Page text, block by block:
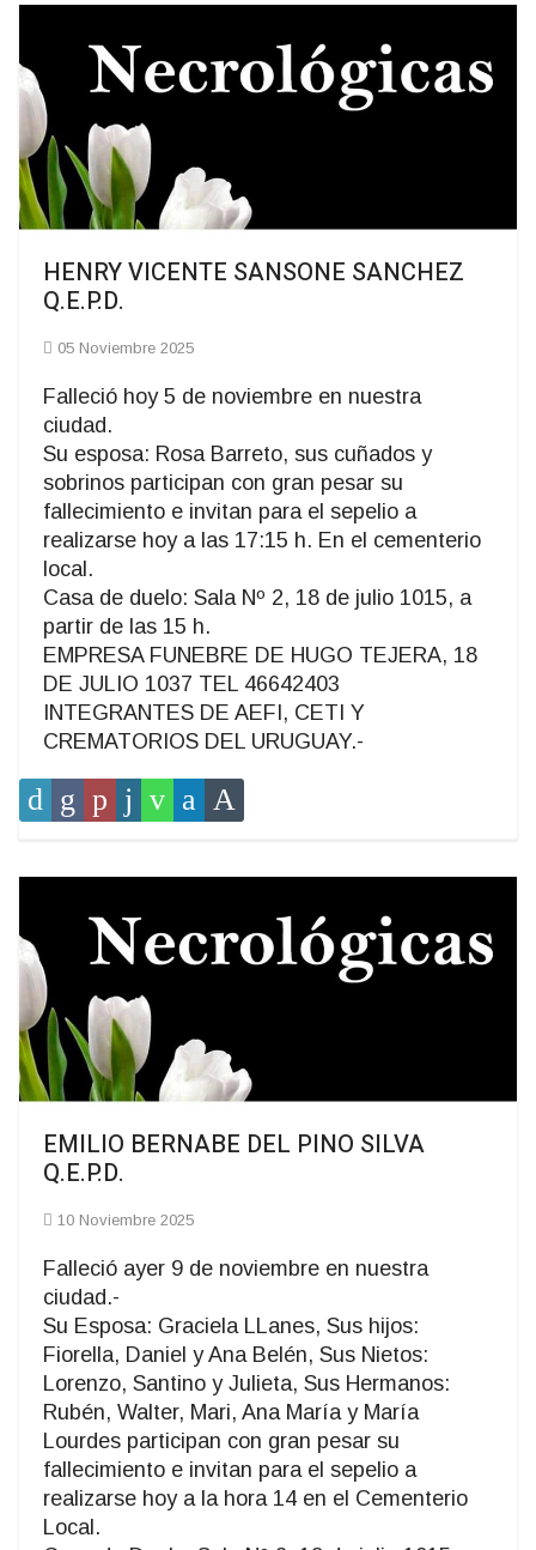
HENRY VICENTE SANSONE SANCHEZ
Q.E.P.D.
05 Noviembre 2025
Falleció hoy 5 de noviembre en nuestra
ciudad.
Su esposa: Rosa Barreto, sus cuñados y
sobrinos participan con gran pesar su
fallecimiento e invitan para el sepelio a
realizarse hoy a las 17:15 h. En el cementerio
local.
Casa de duelo: Sala Nº 2, 18 de julio 1015, a
partir de las 15 h.
EMPRESA FUNEBRE DE HUGO TEJERA, 18
DE JULIO 1037 TEL 46642403
INTEGRANTES DE AEFI, CETI Y
CREMATORIOS DEL URUGUAY.-
EMILIO BERNABE DEL PINO SILVA
Q.E.P.D.
10 Noviembre 2025
Falleció ayer 9 de noviembre en nuestra
ciudad.-
Su Esposa: Graciela LLanes, Sus hijos:
Fiorella, Daniel y Ana Belén, Sus Nietos:
Lorenzo, Santino y Julieta, Sus Hermanos:
Rubén, Walter, Mari, Ana María y María
Lourdes participan con gran pesar su
fallecimiento e invitan para el sepelio a
realizarse hoy a la hora 14 en el Cementerio
Local.